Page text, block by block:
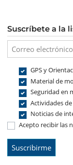
Suscríbete a la
GPS y
Material de
Seguridad en
Actividades
Noticias de
Acepto recibir las